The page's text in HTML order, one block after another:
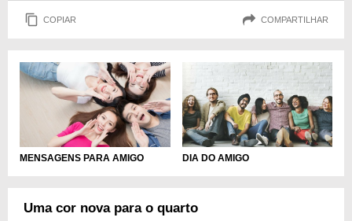
COPIAR COMPARTILHAR
MENSAGENS PARA AMIGO DIA DO AMIGO
Uma cor nova para o quarto